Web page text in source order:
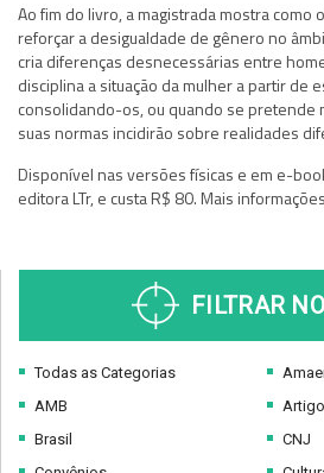
Ao fim do livro, a magistrada mostra como
reforçar a desigualdade de gênero no
cria diferenças desnecessárias entre
disciplina a situação da mulher a partir de
consolidando-os, ou quando se pretende
suas normas incidirão sobre realidades
Disponível nas versões físicas e em e-
editora LTr, e custa R$ 80. Mais informações
FILTRAR
Todas as Categorias
AMB
Brasil
CNJ